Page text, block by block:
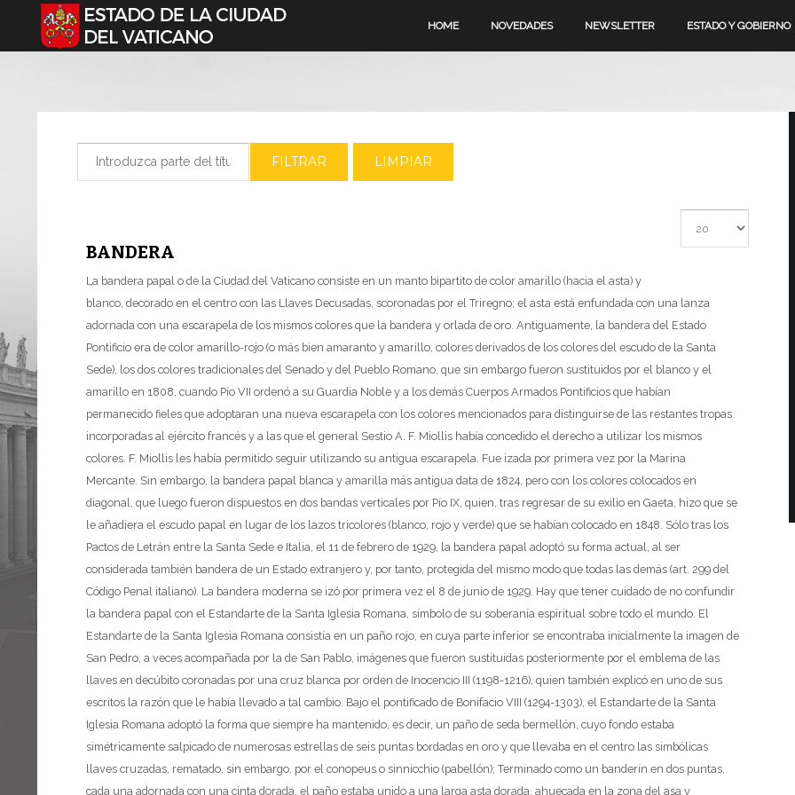
Seleccione su idioma HOME NOVEDADES NEWSLETTER ESTADO Y GOBIERNO
FILTRAR LIMPIAR
BANDERA
La bandera papal o de la Ciudad del Vaticano consiste en un manto bipartito de color amarillo (hacia el asta) y
blanco, decorado en el centro con las Llaves Decusadas, scoronadas por el Triregno; el asta está enfundada con una lanza
adornada con una escarapela de los mismos colores que la bandera y orlada de oro. Antiguamente, la bandera del Estado
Pontificio era de color amarillo-rojo (o más bien amaranto y amarillo, colores derivados de los colores del escudo de la Santa
Sede), los dos colores tradicionales del Senado y del Pueblo Romano, que sin embargo fueron sustituidos por el blanco y el
amarillo en 1808, cuando Pío VII ordenó a su Guardia Noble y a los demás Cuerpos Armados Pontificios que habían
permanecido fieles que adoptaran una nueva escarapela con los colores mencionados para distinguirse de las restantes tropas
incorporadas al ejército francés y a las que el general Sestio A. F. Miollis había concedido el derecho a utilizar los mismos
colores. F. Miollis les había permitido seguir utilizando su antigua escarapela. Fue izada por primera vez por la Marina
Mercante. Sin embargo, la bandera papal blanca y amarilla más antigua data de 1824, pero con los colores colocados en
diagonal, que luego fueron dispuestos en dos bandas verticales por Pío IX, quien, tras regresar de su exilio en Gaeta, hizo que se
le añadiera el escudo papal en lugar de los lazos tricolores (blanco, rojo y verde) que se habían colocado en 1848. Sólo tras los
Pactos de Letrán entre la Santa Sede e Italia, el 11 de febrero de 1929, la bandera papal adoptó su forma actual, al ser
considerada también bandera de un Estado extranjero y, por tanto, protegida del mismo modo que todas las demás (art. 299 del
Código Penal italiano). La bandera moderna se izó por primera vez el 8 de junio de 1929. Hay que tener cuidado de no confundir
la bandera papal con el Estandarte de la Santa Iglesia Romana, símbolo de su soberanía espiritual sobre todo el mundo. El
Estandarte de la Santa Iglesia Romana consistía en un paño rojo, en cuya parte inferior se encontraba inicialmente la imagen de
San Pedro, a veces acompañada por la de San Pablo, imágenes que fueron sustituidas posteriormente por el emblema de las
llaves en decúbito coronadas por una cruz blanca por orden de Inocencio III (1198-1216), quien también explicó en uno de sus
escritos la razón que le había llevado a tal cambio. Bajo el pontificado de Bonifacio VIII (1294-1303), el Estandarte de la Santa
Iglesia Romana adoptó la forma que siempre ha mantenido, es decir, un paño de seda bermellón, cuyo fondo estaba
simétricamente salpicado de numerosas estrellas de seis puntas bordadas en oro y que llevaba en el centro las simbólicas
llaves cruzadas, rematado, sin embargo, por el conopeus o sinnicchio (pabellón); Terminado como un banderín en dos puntas,
cada una adornada con una cinta dorada, el paño estaba unido a una larga asta dorada, ahuecada en la zona del asa y